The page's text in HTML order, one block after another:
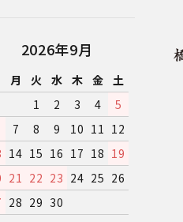
2026年9月
月 火 水 木 金 土
1
2 3 4
5
7 8 9 10 11 12
14 15 16 17 18 19
21 22 23 24 25 26
28 29 30